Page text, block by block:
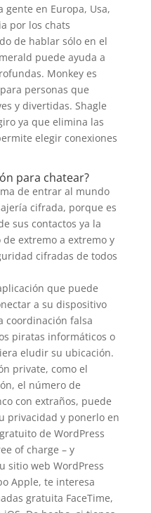
en Europa, Usa,
por los chats
de hablar sólo en el
puede ayuda a
Monkey es
personas que
y divertidas. Shagle
ya que elimina las
elegir conexiones
para chatear?
de entrar al mundo
cifrada, porque es
sus contactos ya la
extremo a extremo y
cifradas de todos
que puede
a su dispositivo
coordinación falsa
piratas informáticos o
eludir su ubicación.
private, como el
el número de
con extraños, puede
privacidad y ponerlo en
de WordPress
of charge – y
sitio web WordPress
Apple, te interesa
gratuita FaceTime,